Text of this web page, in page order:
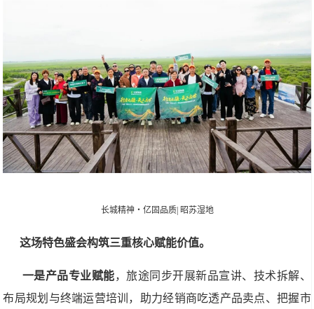
长城精神・亿固品质| 昭苏湿地
这场特色盛会构筑三重核心赋能价值。
一是产品专业赋能，旅途同步开展新品宣讲、技术拆解、
布局规划与终端运营培训，助力经销商吃透产品卖点、把握市